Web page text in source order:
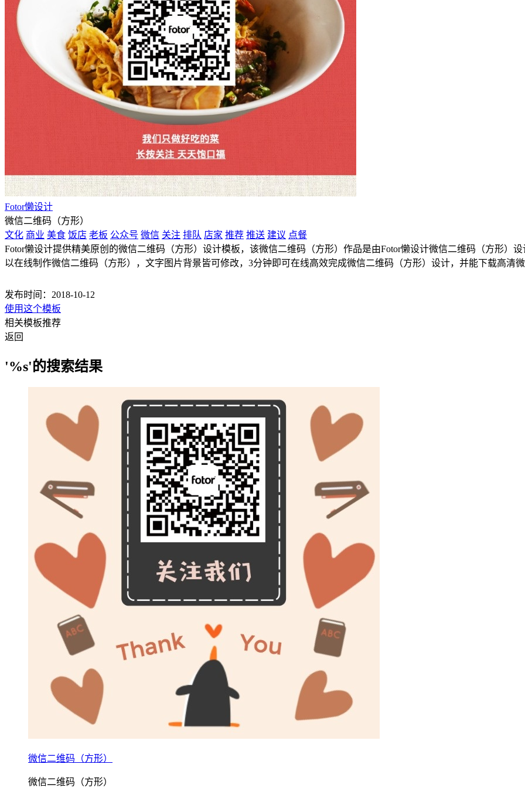
Fotor懒设计
微信二维码（方形）
文化 商业 美食 饭店 老板 公众号 微信 关注 排队 店家 推荐 推送 建议 点餐
Fotor懒设计提供精美原创的微信二维码（方形）设计模板，该微信二维码（方形）作品是由Fotor懒设计微信二维码（方形）
以在线制作微信二维码（方形），文字图片背景皆可修改，3分钟即可在线高效完成微信二维码（方形）设计，并能下载高清微
发布时间：2018-10-12
使用这个模板
相关模板推荐
返回
'%s'的搜索结果
微信二维码（方形）
微信二维码（方形）